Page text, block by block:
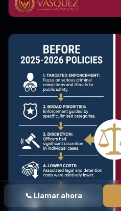
📞 Llamar ahora